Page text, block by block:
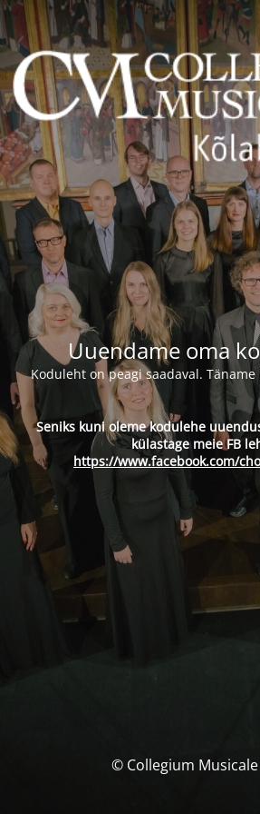
Uuendame oma
Koduleht on peagi saadaval.
Seniks kuni oleme kodulehe
külastage meie FB
https://www.facebook.com/
© Collegium